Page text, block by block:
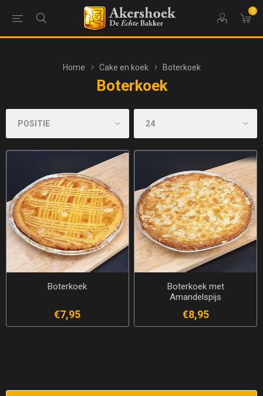
0
Home Cake en koek Boterkoek
Boterkoek
Boterkoek
€7,95
Boterkoek met
Amandelspijs
€8,95